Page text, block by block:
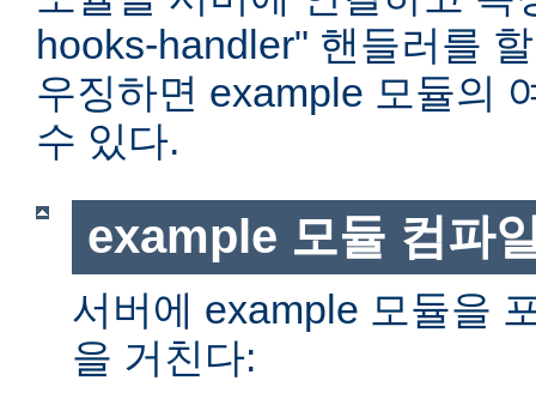
hooks-handler" 핸들러를
우징하면 example 모듈의
수 있다.
example 모듈 컴파
서버에 example 모듈을
을 거친다: